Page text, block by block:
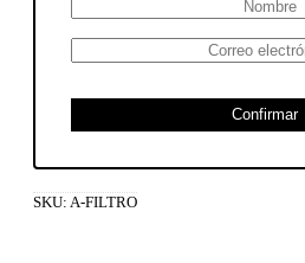
Confirmar
SKU: A-FILTRO